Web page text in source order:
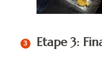
Etape 3: